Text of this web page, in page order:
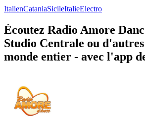
ItalienCataniaSicileItalieElectro
Écoutez Radio Amore
Studio Centrale ou
monde entier - avec l'app